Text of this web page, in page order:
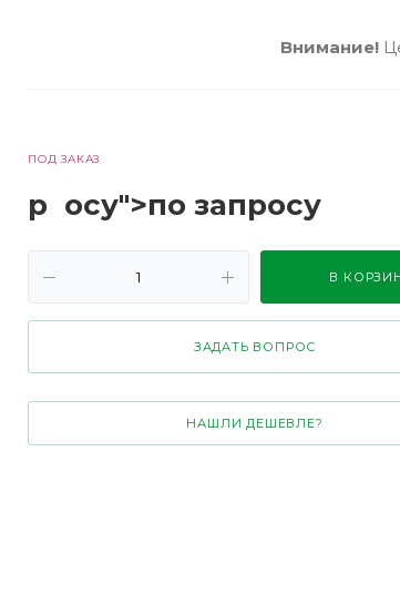
Внимание!
ПОД ЗАКАЗ
р осу">по запросу
В
ЗАДАТЬ ВОПРОС
НАШЛИ ДЕШЕВЛЕ?